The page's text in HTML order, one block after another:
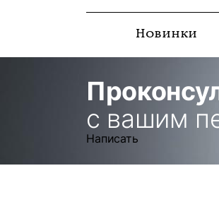
Новинки
с вашим
Написать